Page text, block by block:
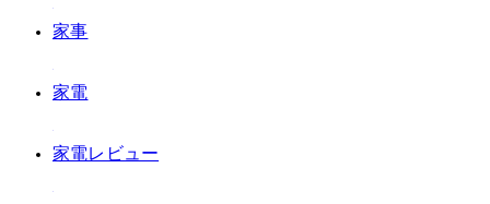
#家事
#家電
#家電レビュー